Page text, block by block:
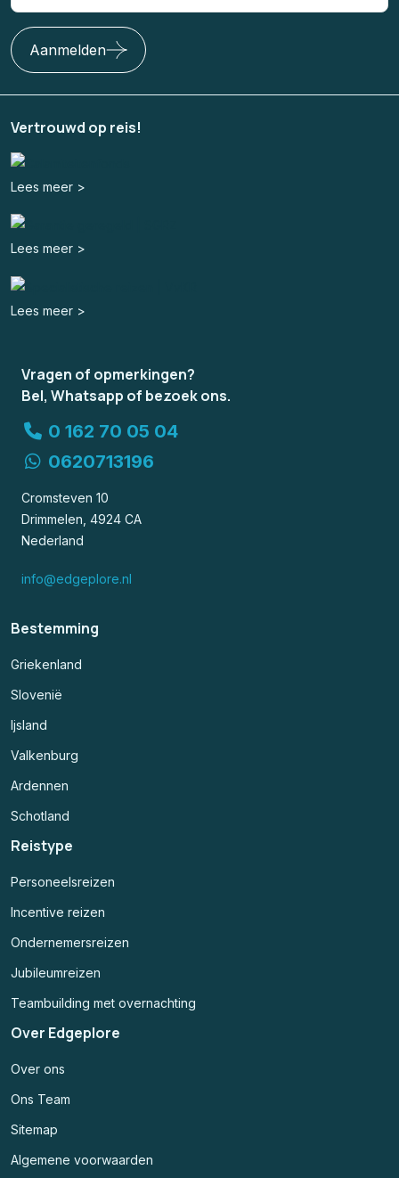
Aanmelden
Vertrouwd op reis!
Lees meer >
Lees meer >
Lees meer >
Vragen of opmerkingen?
Bel, Whatsapp of bezoek ons.
0 162 70 05 04
0620713196
Cromsteven 10
Drimmelen, 4924 CA
Nederland
info@edgeplore.nl
Bestemming
Griekenland
Slovenië
Ijsland
Valkenburg
Ardennen
Schotland
Reistype
Personeelsreizen
Incentive reizen
Ondernemersreizen
Jubileumreizen
Teambuilding met overnachting
Over Edgeplore
Over ons
Ons Team
Sitemap
Algemene voorwaarden